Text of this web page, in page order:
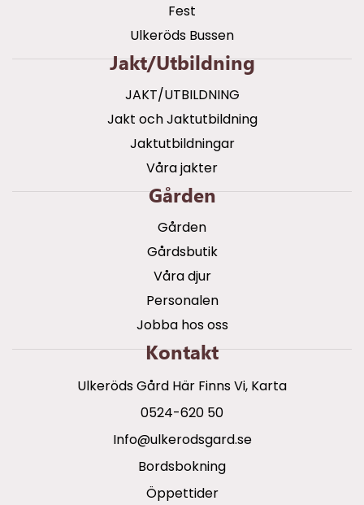
Fest
Ulkeröds Bussen
Jakt/utbildning
JAKT/UTBILDNING
Jakt och Jaktutbildning
Jaktutbildningar
Våra jakter
Gården
Gården
Gårdsbutik
Våra djur
Personalen
Jobba hos oss
Kontakt
Ulkeröds Gård Här Finns Vi, Karta
0524-620 50
info@ulkerodsgard.se
Bordsbokning
Öppettider